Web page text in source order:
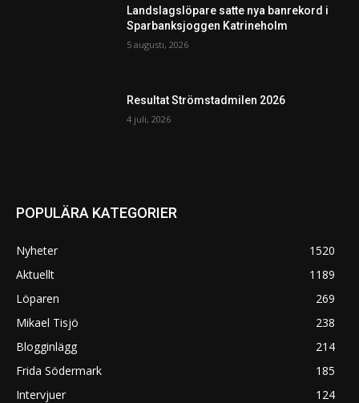
Landslagslöpare satte nya banrekord i
Sparbanksjoggen Katrineholm
5 augusti, 2026
Resultat Strömstadmilen 2026
4 juli, 2026
POPULÄRA KATEGORIER
Nyheter
1520
Aktuellt
1189
Löparen
269
Mikael Tisjö
238
Blogginlägg
214
Frida Södermark
185
Intervjuer
124